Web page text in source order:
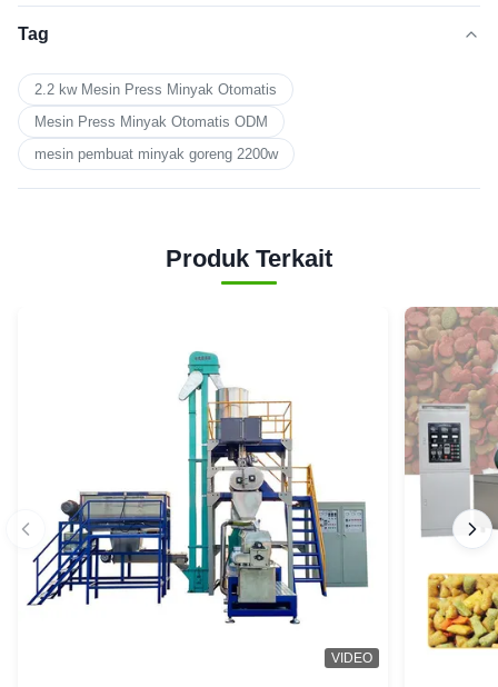
Tag
2.2 kw Mesin Press Minyak Otomatis
Mesin Press Minyak Otomatis ODM
mesin pembuat minyak goreng 2200w
Produk Terkait
VIDEO